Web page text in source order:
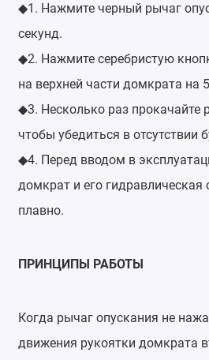
◆1. Нажмите черный рычаг
секунд.
◆2. Нажмите серебристую
на верхней части домкрата на
◆3. Несколько раз прокачайте
чтобы убедиться в
◆4. Перед вводом в
домкрат и его гидравлическая
плавно.
ПРИНЦИПЫ РАБОТЫ
Когда рычаг опускания не
движения рукоятки домкрата